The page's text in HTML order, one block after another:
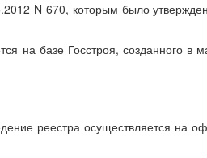
N 670, которым было
на базе Госстроя, созданного в
реестра осуществляется на